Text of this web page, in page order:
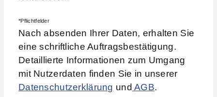
Kontakt
*Pflichtfelder
Nach absenden Ihrer Daten, erhalten Sie
eine schriftliche Auftragsbestätigung.
Detaillierte Informationen zum Umgang
mit Nutzerdaten finden Sie in unserer
Datenschutzerklärung und AGB.